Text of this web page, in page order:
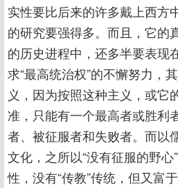
实性要比后来的许多戴上西方
的研究要强得多。而且，它的
的历史进程中，还多半要表现
求“最高统治权”的不懈努力，
义，因为按照这种主义，或它
准，只能有一个最高者或胜利
者、被征服者和失败者。而以
文化，之所以“没有征服的野
性，没有“传教”传统，但又富